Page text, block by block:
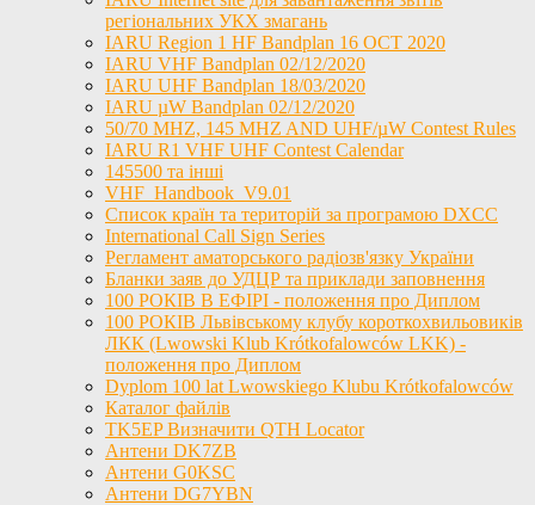
регіональних УКХ змагань
IARU Region 1 HF Bandplan 16 OCT 2020
IARU VHF Bandplan 02/12/2020
IARU UHF Bandplan 18/03/2020
IARU µW Bandplan 02/12/2020
50/70 MHZ, 145 MHZ AND UHF/µW Contest Rules
IARU R1 VHF UHF Contest Calendar
145500 та інші
VHF_Handbook_V9.01
Список країн та територій за програмою DXCC
International Call Sign Series
Регламент аматорського радіозв'язку України
Бланки заяв до УДЦР та приклади заповнення
100 РОКІВ В ЕФІРІ - положення про Диплом
100 РОКІВ Львівському клубу короткохвильовиків
ЛКК (Lwowski Klub Krótkofalowców LKK) -
положення про Диплом
Dyplom 100 lat Lwowskiego Klubu Krótkofalowców
Каталог файлів
TK5EP Визначити QTH Locator
Антени DK7ZB
Антени G0KSC
Антени DG7YBN